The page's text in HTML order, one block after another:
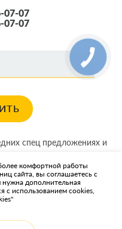
07-07
07-07
спец предложениях и
комфортной работы
сайта, вы соглашаетесь с
дополнительная
с использованием cookies,